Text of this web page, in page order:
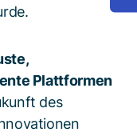
Plattformen
des